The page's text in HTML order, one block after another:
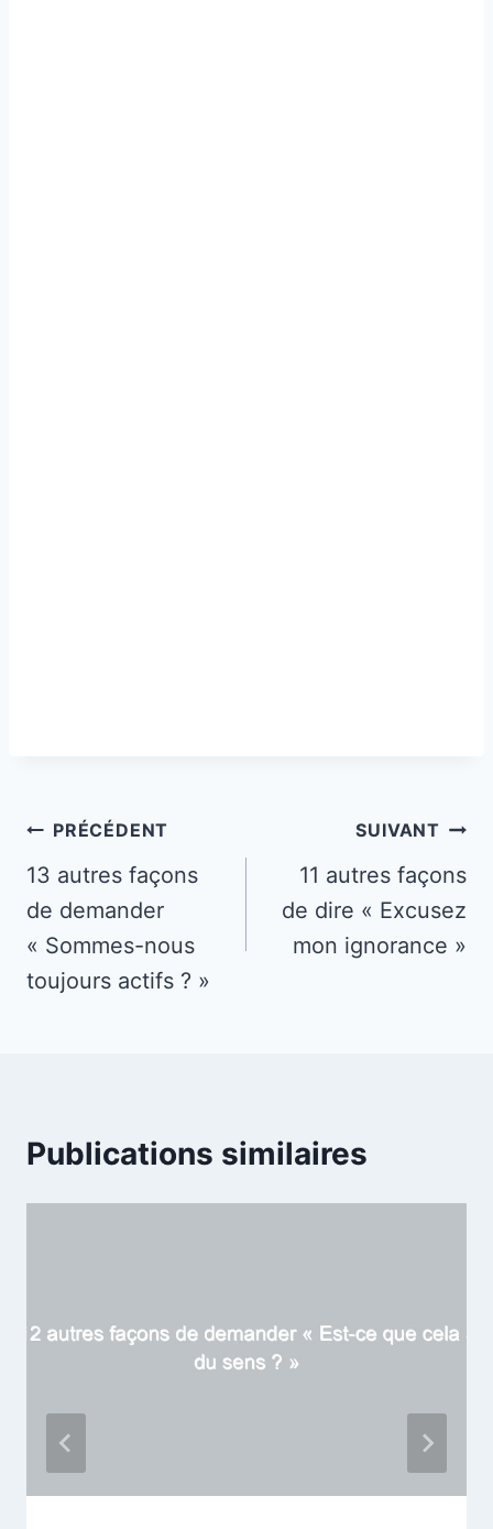
Navigation
de
l’article
PRÉCÉDENT
13 autres façons
de demander
« Sommes-nous
toujours actifs ? »
SUIVANT
11 autres façons
de dire « Excusez
mon ignorance »
Publications similaires